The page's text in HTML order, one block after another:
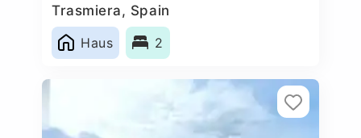
Trasmiera, Spain
Haus
2